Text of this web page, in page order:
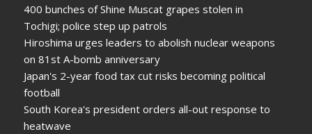
400 bunches of Shine Muscat grapes stolen in
Tochigi; police step up patrols
Hiroshima urges leaders to abolish nuclear weapons
on 81st A-bomb anniversary
Japan's 2-year food tax cut risks becoming political
football
South Korea's president orders all-out response to
heatwave